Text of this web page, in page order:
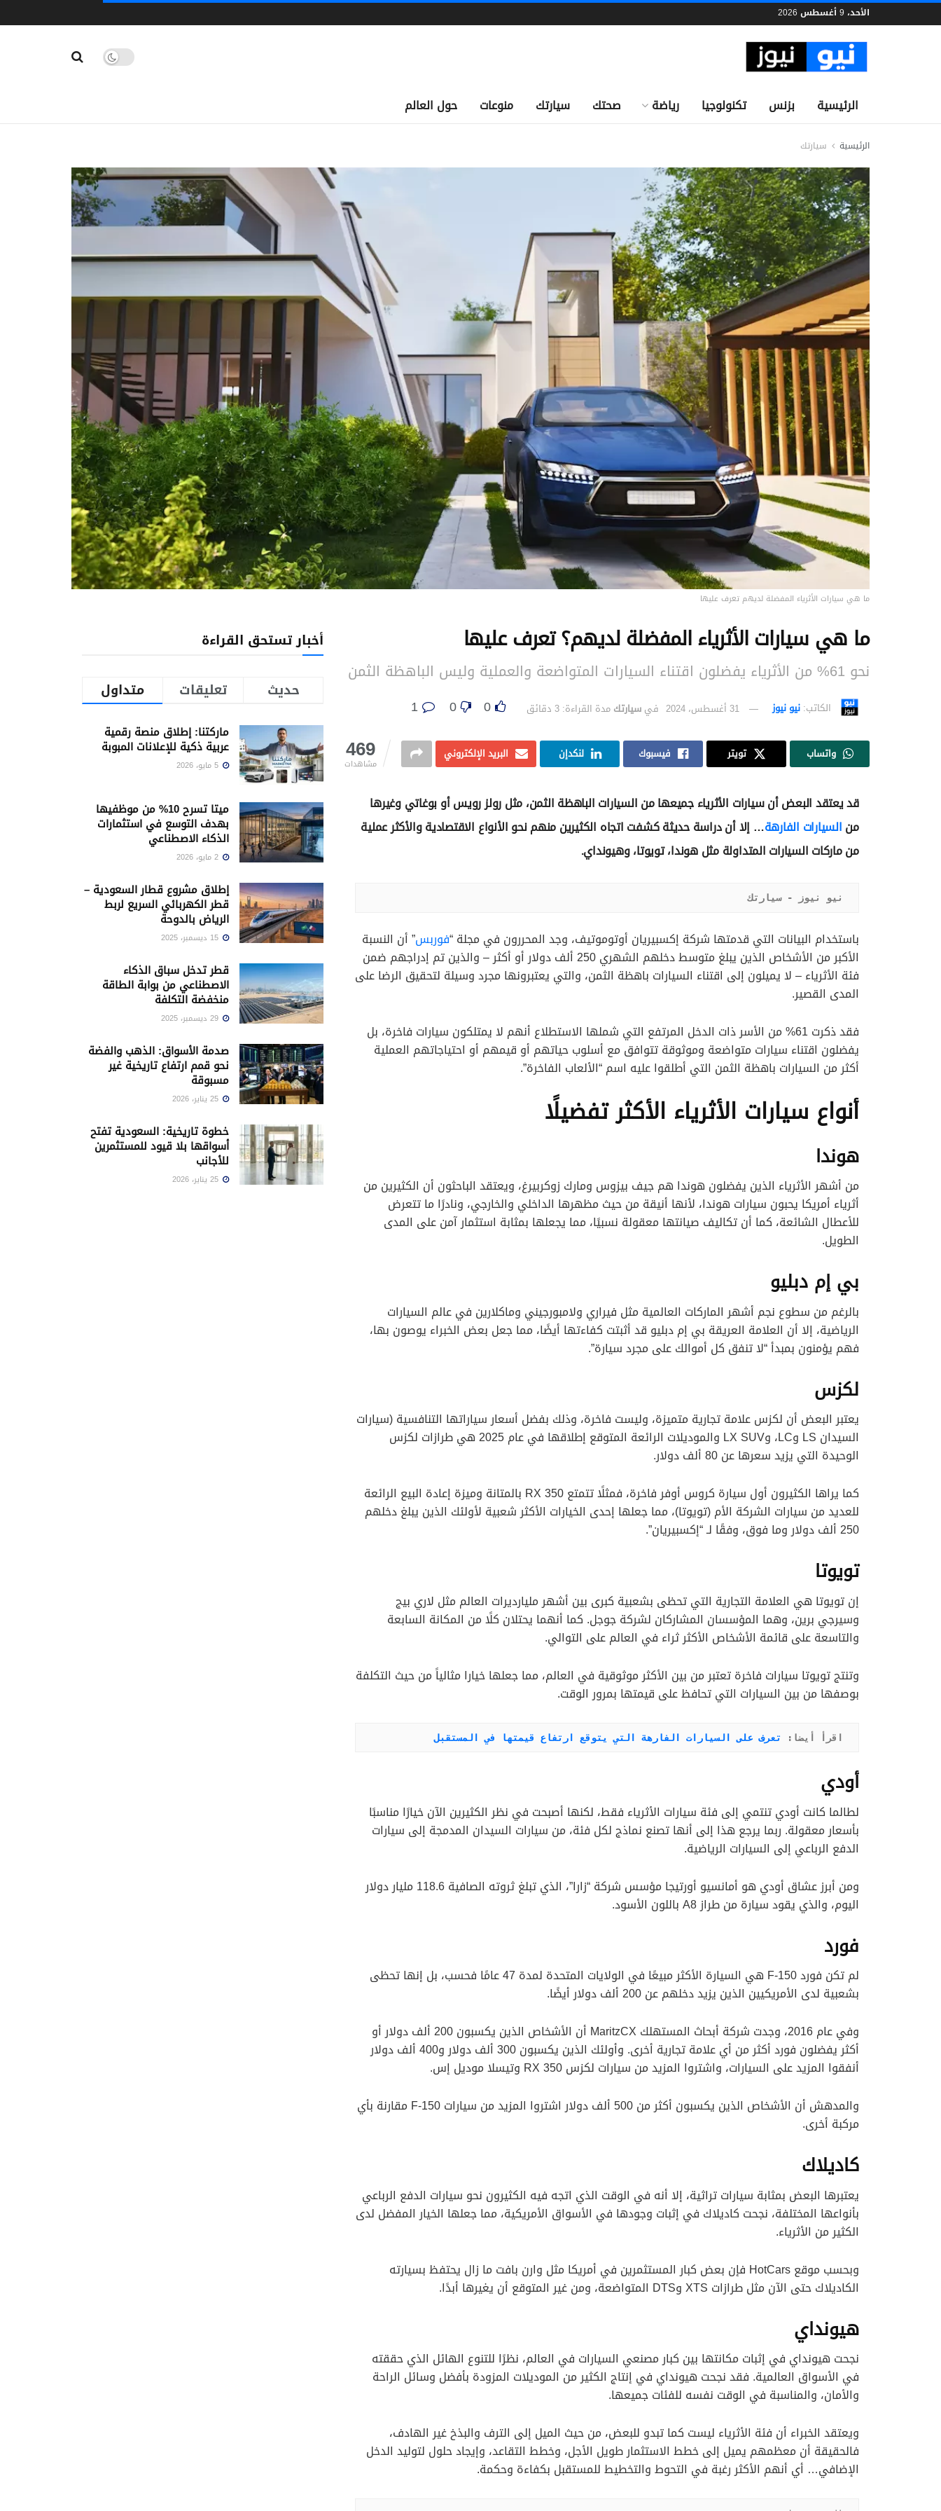
الأحد، 9 أغسطس 2026
الرئيسية بزنس تكنولوجيا رياضة صحتك سيارتك منوعات حول العالم
الرئيسية سيارتك
ما هي سيارات الأثرياء المفضلة لديهم تعرف عليها
ما هي سيارات الأثرياء المفضلة لديهم؟ تعرف عليها
نحو 61% من الأثرياء يفضلون اقتناء السيارات المتواضعة والعملية وليس الباهظة الثمن
الكاتب: نيو نيوز 31 أغسطس، 2024 في سيارتك مدة القراءة: 3 دقائق 0
0
469
مشاهدات
واتساب تويتر فيسبوك لنكدإن البريد الإلكتروني
قد يعتقد البعض أن سيارات الأثرياء جميعها من السيارات الباهظة الثمن، مثل رولز رويس أو بوغاتي وغيرها
منالسيارات الفارهة… إلا أن دراسة حديثة كشفت اتجاه الكثيرين منهم نحو الأنواع الاقتصادية والأكثر عملية
من ماركات السيارات المتداولة مثل هوندا، تويوتا، وهيونداي.
نيو نيوز - سيارتك
باستخدام البيانات التي قدمتها شركة إكسبيريان أوتوموتيف، وجد المحررون في مجلة “فوربس” أن النسبة
الأكبر من الأشخاص الذين يبلغ متوسط دخلهم الشهري 250 ألف دولار أو أكثر – والذين تم إدراجهم ضمن
فئة الأثرياء – لا يميلون إلى اقتناء السيارات باهظة الثمن، والتي يعتبرونها مجرد وسيلة لتحقيق الرضا على
المدى القصير.
فقد ذكرت 61% من الأسر ذات الدخل المرتفع التي شملها الاستطلاع أنهم لا يمتلكون سيارات فاخرة، بل
يفضلون اقتناء سيارات متواضعة وموثوقة تتوافق مع أسلوب حياتهم أو قيمهم أو احتياجاتهم العملية
أكثر من السيارات باهظة الثمن التي أطلقوا عليه اسم “الألعاب الفاخرة”.
أنواع سيارات الأثرياء الأكثر تفضيلًا
هوندا
من أشهر الأثرياء الذين يفضلون هوندا هم جيف بيزوس ومارك زوكربيرغ، ويعتقد الباحثون أن الكثيرين من
أثرياء أمريكا يحبون سيارات هوندا، لأنها أنيقة من حيث مظهرها الداخلي والخارجي، ونادرًا ما تتعرض
للأعطال الشائعة، كما أن تكاليف صيانتها معقولة نسبيًا، مما يجعلها بمثابة استثمار آمن على المدى
الطويل.
بي إم دبليو
بالرغم من سطوع نجم أشهر الماركات العالمية مثل فيراري ولامبورجيني وماكلارين في عالم السيارات
الرياضية، إلا أن العلامة العريقة بي إم دبليو قد أثبتت كفاءتها أيضًا، مما جعل بعض الخبراء يوصون بها،
فهم يؤمنون بمبدأ “لا تنفق كل أموالك على مجرد سيارة”.
لكزس
يعتبر البعض أن لكزس علامة تجارية متميزة، وليست فاخرة، وذلك بفضل أسعار سياراتها التنافسية (سيارات
السيدان LS وLC، وLX SUV والموديلات الرائعة المتوقع إطلاقها في عام 2025 هي طرازات لكزس
الوحيدة التي يزيد سعرها عن 80 ألف دولار.
كما يراها الكثيرون أول سيارة كروس أوفر فاخرة، فمثلًا تتمتع RX 350 بالمتانة وميزة إعادة البيع الرائعة
للعديد من سيارات الشركة الأم (تويوتا)، مما جعلها إحدى الخيارات الأكثر شعبية لأولئك الذين يبلغ دخلهم
250 ألف دولار وما فوق، وفقًا لـ “إكسبيريان”.
تويوتا
إن تويوتا هي العلامة التجارية التي تحظى بشعبية كبرى بين أشهر مليارديرات العالم مثل لاري بيج
وسيرجي برين، وهما المؤسسان المشاركان لشركة جوجل. كما أنهما يحتلان كلًا من المكانة السابعة
والتاسعة على قائمة الأشخاص الأكثر ثراء في العالم على التوالي.
وتنتج تويوتا سيارات فاخرة تعتبر من بين الأكثر موثوقية في العالم، مما جعلها خيارا مثالياً من حيث التكلفة
بوصفها من بين السيارات التي تحافظ على قيمتها بمرور الوقت.
اقرأ أيضا: تعرف على السيارات الفارهة التي يتوقع ارتفاع قيمتها في المستقبل
أودي
لطالما كانت أودي تنتمي إلى فئة سيارات الأثرياء فقط، لكنها أصبحت في نظر الكثيرين الآن خيارًا مناسبًا
بأسعار معقولة. ربما يرجع هذا إلى أنها تصنع نماذج لكل فئة، من سيارات السيدان المدمجة إلى سيارات
الدفع الرباعي إلى السيارات الرياضية.
ومن أبرز عشاق أودي هو أمانسيو أورتيجا مؤسس شركة “زارا”، الذي تبلغ ثروته الصافية 118.6 مليار دولار
اليوم، والذي يقود سيارة من طراز A8 باللون الأسود.
فورد
لم تكن فورد F-150 هي السيارة الأكثر مبيعًا في الولايات المتحدة لمدة 47 عامًا فحسب، بل إنها تحظى
بشعبية لدى الأمريكيين الذين يزيد دخلهم عن 200 ألف دولار أيضًا.
وفي عام 2016، وجدت شركة أبحاث المستهلك MaritzCX أن الأشخاص الذين يكسبون 200 ألف دولار أو
أكثر يفضلون فورد أكثر من أي علامة تجارية أخرى. وأولئك الذين يكسبون 300 ألف دولار و400 ألف دولار
أنفقوا المزيد على السيارات، واشتروا المزيد من سيارات لكزس RX 350 وتيسلا موديل إس.
والمدهش أن الأشخاص الذين يكسبون أكثر من 500 ألف دولار اشتروا المزيد من سيارات F-150 مقارنة بأي
مركبة أخرى.
كاديلاك
يعتبرها البعض بمثابة سيارات تراثية، إلا أنه في الوقت الذي اتجه فيه الكثيرون نحو سيارات الدفع الرباعي
بأنواعها المختلفة، نجحت كاديلاك في إثبات وجودها في الأسواق الأمريكية، مما جعلها الخيار المفضل لدى
الكثير من الأثرياء.
وبحسب موقع HotCars فإن بعض كبار المستثمرين في أمريكا مثل وارن بافت ما زال يحتفظ بسيارته
الكاديلاك حتى الآن مثل طرازات XTS وDTS المتواضعة، ومن غير المتوقع أن يغيرها أبدًا.
هيونداي
نجحت هيونداي في إثبات مكانتها بين كبار مصنعي السيارات في العالم، نظرًا للتنوع الهائل الذي حققته
في الأسواق العالمية. فقد نجحت هيونداي في إنتاج الكثير من الموديلات المزودة بأفضل وسائل الراحة
والأمان، والمناسبة في الوقت نفسه للفئات جميعها.
ويعتقد الخبراء أن فئة الأثرياء ليست كما تبدو للبعض، من حيث الميل إلى الترف والبذخ غير الهادف،
فالحقيقة أن معظمهم يميل إلى خطط الاستثمار طويل الأجل، وخطط التقاعد، وإيجاد حلول لتوليد الدخل
الإضافي… أي أنهم الأكثر رغبة في التحوط والتخطيط للمستقبل بكفاءة وحكمة.
أخبار تستحق القراءة
متداول تعليقات حديث
ماركتنا: إطلاق منصة رقمية
عربية ذكية للإعلانات المبوبة
ميتا تسرح 10% من موظفيها
بهدف التوسع في استثمارات
الذكاء الاصطناعي
إطلاق مشروع قطار السعودية –
قطر الكهربائي السريع لربط
الرياض بالدوحة
قطر تدخل سباق الذكاء
الاصطناعي من بوابة الطاقة
منخفضة التكلفة
صدمة الأسواق: الذهب والفضة
نحو قمم ارتفاع تاريخية غير
مسبوقة
خطوة تاريخية: السعودية تفتح
أسواقها بلا قيود للمستثمرين
للأجانب